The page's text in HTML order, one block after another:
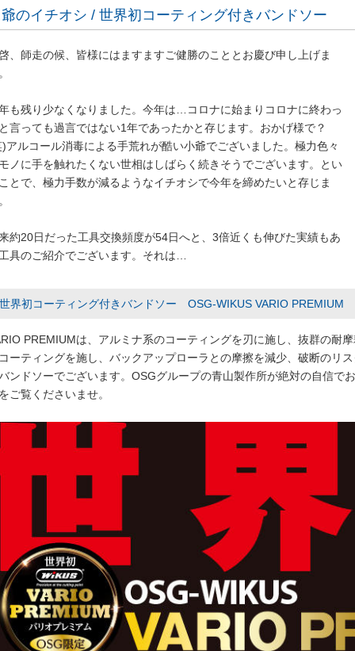
爺のイチオシ / 世界初コーティング付きバンドソー
、師走の候、皆様にはますますご健勝のこととお慶び申し上げま
も残り少なくなりました。今年は…コロナに始まりコロナに終わっ
言っても過言ではない1年であったかと存じます。おかげ様で？
)アルコール消毒による手荒れが酷い小爺でございました。極力色々
ノに手を触れたくない世相はしばらく続きそうでございます。とい
とで、極力手数が減るようなイチオシで今年を締めたいと存じま
約20日だった工具交換頻度が54日へと、3倍近くも伸びた実績もあ
具のご紹介でございます。それは…
世界初コーティング付きバンドソー OSG-WIKUS VARIO PREMIUM
PREMIUMは、アルミナ系のコーティングを刃に施し、抜群の耐
ーティングを施し、バックアップローラとの摩擦を減少、破断のリ
ンドソーでございます。OSGグループの青山製作所が絶対の自信で
ご覧くださいませ。